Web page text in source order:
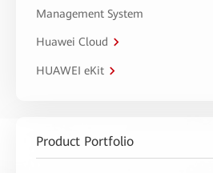
Management System
Huawei Cloud
HUAWEI eKit
Product Portfolio